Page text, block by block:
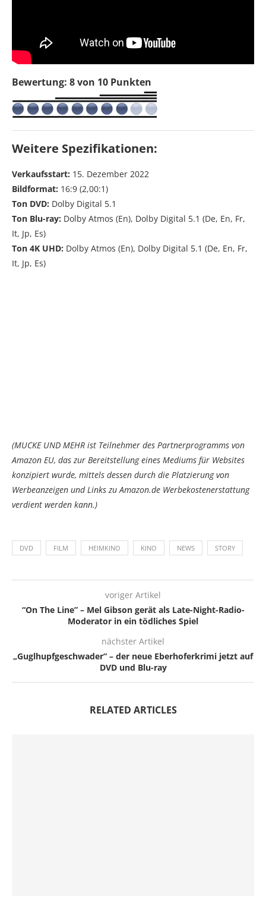
Bewertung: 8 von 10 Punkten
Weitere Spezifikationen:
Verkaufsstart: 15. Dezember 2022
Bildformat: 16:9 (2,00:1)
Ton DVD: Dolby Digital 5.1
Ton Blu-ray: Dolby Atmos (En), Dolby Digital 5.1 (De, En, Fr,
It, Jp, Es)
Ton 4K UHD: Dolby Atmos (En), Dolby Digital 5.1 (De, En, Fr,
It, Jp, Es)
(MUCKE UND MEHR ist Teilnehmer des Partnerprogramms von
Amazon EU, das zur Bereitstellung eines Mediums für Websites
konzipiert wurde, mittels dessen durch die Platzierung von
Werbeanzeigen und Links zu Amazon.de Werbekostenerstattung
verdient werden kann.)
DVD FILM HEIMKINO KINO NEWS STORY
voriger Artikel
“On The Line” – Mel Gibson gerät als Late-Night-Radio-
Moderator in ein tödliches Spiel
nächster Artikel
„Guglhupfgeschwader“ – der neue Eberhoferkrimi jetzt auf
DVD und Blu-ray
RELATED ARTICLES